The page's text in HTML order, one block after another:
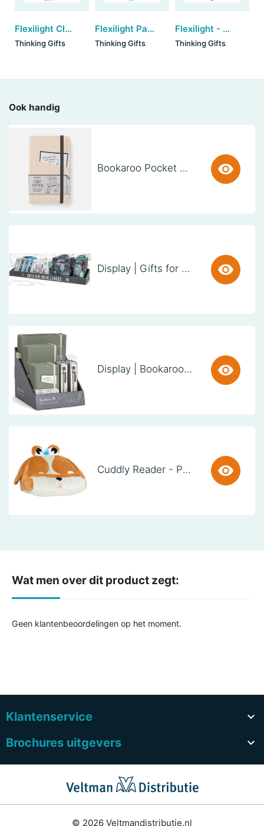
Flexilight Classic oplaadbaar - Blue Words
Thinking Gifts
Flexilight Pals Unicorn - Blue
Thinking Gifts
Flexilight - Blue Blocks
Thinking Gifts
Ook handig
Bookaroo Pocket Notebook (A6) - CREAM
Display | Gifts for Book Lovers (60cm)
Display | Bookaroo Notebook & Pen - Fern
Cuddly Reader - Puppy Pete
Wat men over dit product zegt:
Geen klantenbeoordelingen op het moment.
Klantenservice

Brochures uitgevers

© 2026 Veltmandistributie.nl